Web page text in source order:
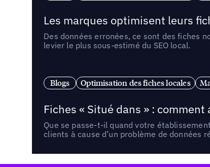
Les marques optimisent leurs
Des données erronées, ce sont des fiches
levier le plus sous-estimé du SEO local.
Blogs Optimisation des fiches locales
Fiches « Situé dans » :
Que se passe-t-il quand votre
clients à cause d’un problème de données